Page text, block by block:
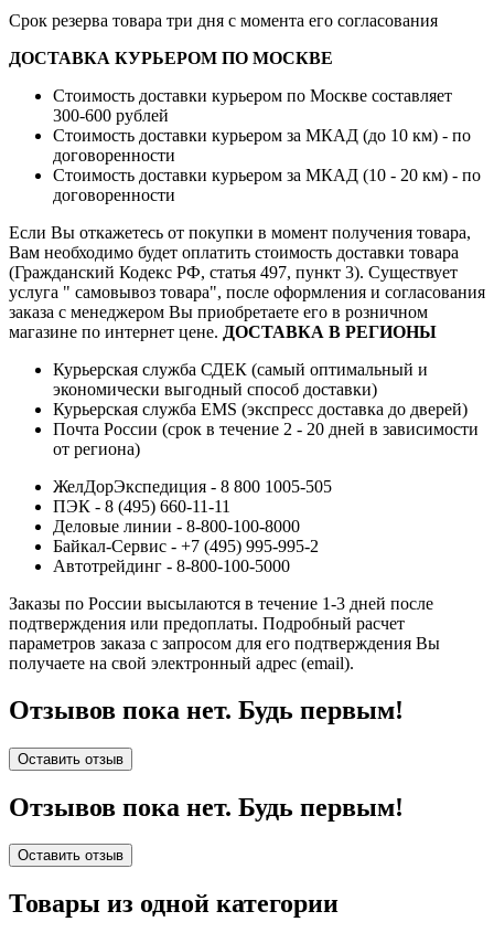
Срок резерва товара три дня с момента его согласования
ДОСТАВКА КУРЬЕРОМ ПО МОСКВЕ
Стоимость доставки курьером по Москве составляет
300-600 рублей
Стоимость доставки курьером за МКАД (до 10 км) - по
договоренности
Стоимость доставки курьером за МКАД (10 - 20 км) - по
договоренности
Если Вы откажетесь от покупки в момент получения товара,
Вам необходимо будет оплатить стоимость доставки товара
(Гражданский Кодекс РФ, статья 497, пункт 3). Существует
услуга " самовывоз товара", после оформления и согласования
заказа с менеджером Вы приобретаете его в розничном
магазине по интернет цене. ДОСТАВКА В РЕГИОНЫ
Курьерская служба СДЕК (самый оптимальный и
экономически выгодный способ доставки)
Курьерская служба EMS (экспресс доставка до дверей)
Почта России (срок в течение 2 - 20 дней в зависимости
от региона)
ЖелДорЭкспедиция - 8 800 1005-505
ПЭК - 8 (495) 660-11-11
Деловые линии - 8-800-100-8000
Байкал-Сервис - +7 (495) 995-995-2
Автотрейдинг - 8-800-100-5000
Заказы по России высылаются в течение 1-3 дней после
подтверждения или предоплаты. Подробный расчет
параметров заказа с запросом для его подтверждения Вы
получаете на свой электронный адрес (email).
Отзывов пока нет. Будь первым!
Оставить отзыв
Отзывов пока нет. Будь первым!
Оставить отзыв
Товары из одной категории